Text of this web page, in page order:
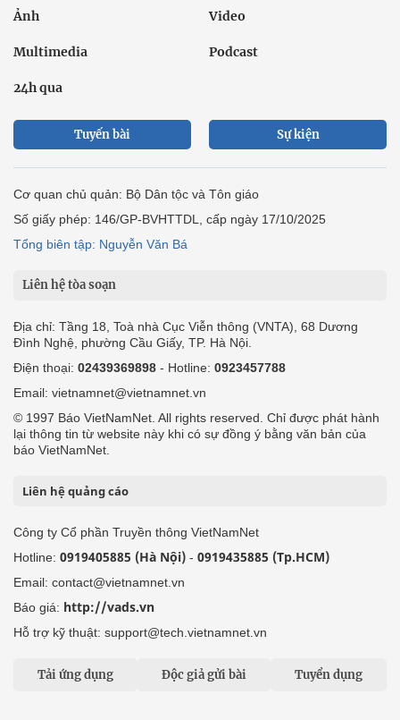
Ảnh Video
Multimedia Podcast
24h qua
Tuyến bài Sự kiện
Cơ quan chủ quản: Bộ Dân tộc và Tôn giáo
Số giấy phép: 146/GP-BVHTTDL, cấp ngày 17/10/2025
Tổng biên tập: Nguyễn Văn Bá
Liên hệ tòa soạn
Địa chỉ: Tầng 18, Toà nhà Cục Viễn thông (VNTA), 68 Dương
Đình Nghệ, phường Cầu Giấy, TP. Hà Nội.
Điện thoại: 02439369898 - Hotline: 0923457788
Email: vietnamnet@vietnamnet.vn
© 1997 Báo VietNamNet. All rights reserved. Chỉ được phát hành
lại thông tin từ website này khi có sự đồng ý bằng văn bản của
báo VietNamNet.
Liên hệ quảng cáo
Công ty Cổ phần Truyền thông VietNamNet
Hotline: 0919405885 (Hà Nội) - 0919435885 (Tp.HCM)
Email: contact@vietnamnet.vn
Báo giá: http://vads.vn
Hỗ trợ kỹ thuật: support@tech.vietnamnet.vn
Tải ứng dụng Độc giả gửi bài Tuyển dụng